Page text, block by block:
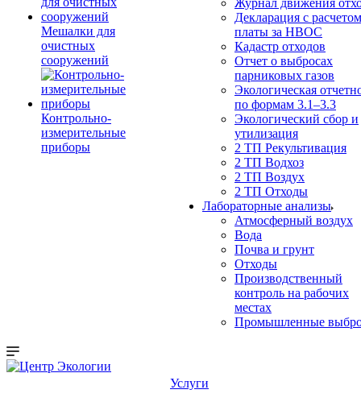
Мешалки для
очистных
сооружений
Контрольно-
измерительные
приборы
Декларация с расчетом
платы за НВОС
Кадастр отходов
Отчет о выбросах
парниковых газов
Экологическая
по формам 3.1–3.3
Экологический сбор и
утилизация
2 ТП Рекультивация
2 ТП Водхоз
2 ТП Воздух
2 ТП Отходы
Лабораторные анализы
Атмосферный воздух
Вода
Почва и грунт
Отходы
Производственный
контроль на рабочих
местах
Промышленные
Услуги